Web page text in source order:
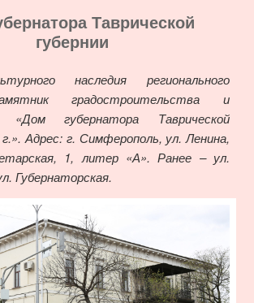
Таврической
губернии
наследия регионального
градостроительства и
«Дом губернатора Таврической
г.». Адрес: г. Симферополь, ул. Ленина,
1, литер «А». Ранее – ул.
Губернаторская.